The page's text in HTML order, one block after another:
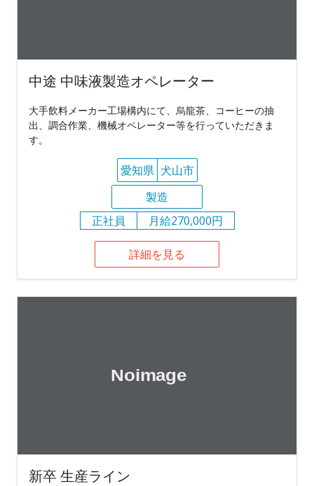
中途 中味液製造オペレーター
大手飲料メーカー工場構内にて、烏龍茶、コーヒーの抽
出、調合作業、機械オペレーター等を行っていただきま
す。
愛知県 犬山市
製造
正社員
月給270,000円
詳細を見る
新卒 生産ライン